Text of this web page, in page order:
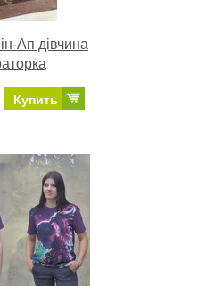
Ап дівчина
Купить